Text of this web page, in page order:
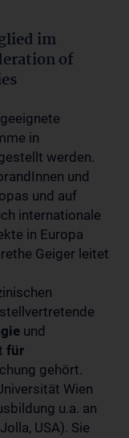
im
of
in
werden.
und
und auf
internationale
in Europa
Geiger leitet
und
für
gehört.
Wien
u.a. an
USA). Sie